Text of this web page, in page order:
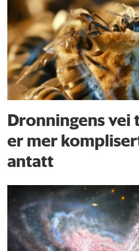
Dronningens vei
er mer
antatt